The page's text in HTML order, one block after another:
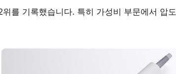
를 기록했습니다. 특히 가성비 부문에서 압도